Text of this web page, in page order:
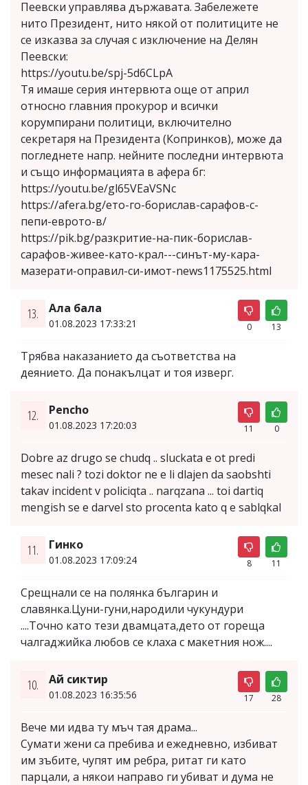
Пеевски управлява държавата. Забележете
нито Президент, нито някой от политиците не
се изказва за случая с изключение на Делян
Пеевски:
https://youtu.be/spj-5d6CLpA
Тя имаше серия интервюта още от април
относно главния прокурор и всички
корумпирани политици, включително
секретаря на Президента (Копринков), може да
погледнете напр. нейните последни интервюта
и също информацията в афера бг:
https://youtu.be/gl65VEaVSNc
https://afera.bg/eто-го-борислав-сарафов-с-
пепи-еврото-в/
https://pik.bg/разкритие-на-пик-борислав-
сарафов-живее-като-крал---синът-му-кара-
мазерати-оправил-си-имот-news1175525.html
13. Ала бала
01.08.2023 17:33:21 0 13
Трябва наказанието да съответства на
деянието. Да понакълцат и тоя изверг.
12. Pencho
01.08.2023 17:20:03 11 0
Dobre az drugo se chudq .. sluckata e ot predi
mesec nali ? tozi doktor ne e li dlajen da saobshti
takav incident v policiqta .. narqzana ... toi dartiq
mengish se e darvel sto procenta kato q e sablqkal
11. Гинко
01.08.2023 17:09:24 8 11
Срещнали се на полянка българин и
славянка.Цуни-гуни,народили чукундури
....Точно като тези двамцата,дето от гореща
чалгаджийка любов се клаха с макетния нож....
10. Ай сиктир
01.08.2023 16:35:56 17 28
Вече ми идва ту мъч тая драма...
Сумати жени са пребива и ежедневно, избиват
им зъбите, чупят им ребра, ритат ги като
парцали, а някои направо ги убиват и дума не